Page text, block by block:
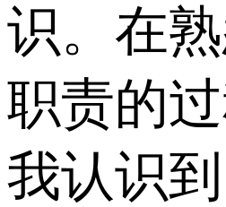
识。在
职责的过
我认识